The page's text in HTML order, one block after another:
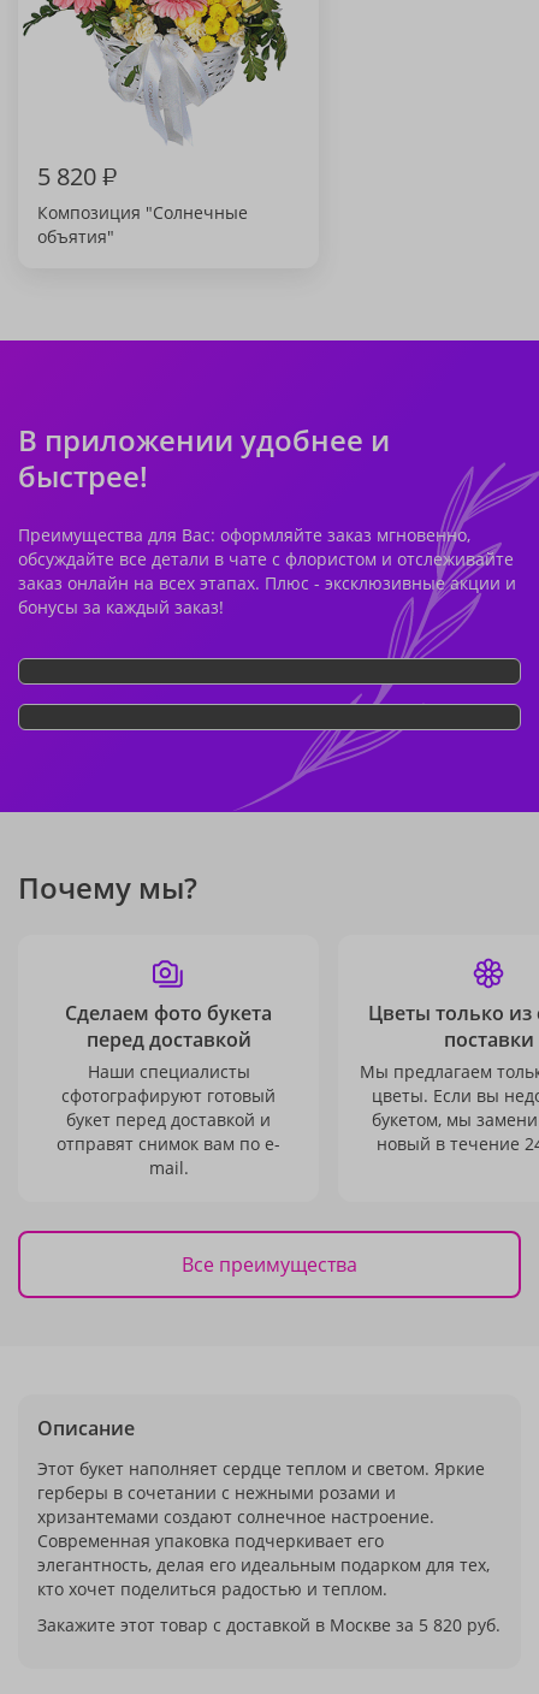
5 820₽
Композиция "Солнечные
объятия"
В приложении удобнее и
быстрее!
Преимущества для Вас: оформляйте заказ мгновенно,
обсуждайте все детали в чате с флористом и отслеживайте
заказ онлайн на всех этапах. Плюс - эксклюзивные акции и
бонусы за каждый заказ!
Почему мы?
Сделаем фото букета
перед доставкой
Наши специалисты
сфотографируют готовый
букет перед доставкой и
отправят снимок вам по e-
mail.
Цветы только из
поставки
Мы предлагаем
цветы. Если вы
букетом, мы
новый в течение
Все преимущества
Описание
Этот букет наполняет сердце теплом и светом. Яркие
герберы в сочетании с нежными розами и
хризантемами создают солнечное настроение.
Современная упаковка подчеркивает его
элегантность, делая его идеальным подарком для тех,
кто хочет поделиться радостью и теплом.
Закажите этот товар с доставкой в Москве за 5 820 руб.